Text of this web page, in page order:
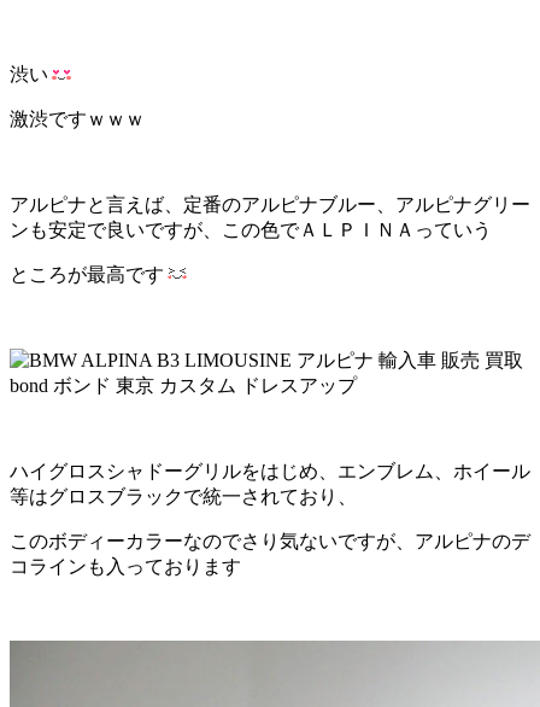
渋い
激渋ですｗｗｗ
アルピナと言えば、定番のアルピナブルー、アルピナグリー
ンも安定で良いですが、この色でＡＬＰＩＮＡっていう
ところが最高です
ハイグロスシャドーグリルをはじめ、エンブレム、ホイール
等はグロスブラックで統一されており、
このボディーカラーなのでさり気ないですが、アルピナのデ
コラインも入っております